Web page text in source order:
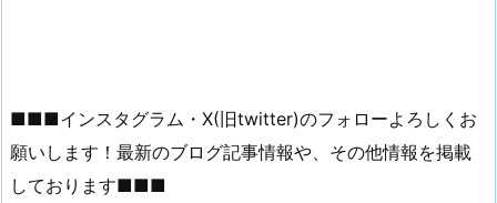
■■■インスタグラム・X(旧twitter)のフォローよろしくお
願いします！最新のブログ記事情報や、その他情報を掲載
しております■■■